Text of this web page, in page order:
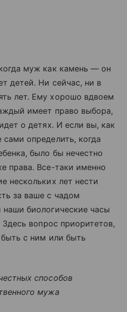
муж как камень — он
детей. Ни сейчас, ни в
лет. Ему хорошо вдвоем
имеет право выбора,
о детях. И если вы, как
определить, когда
было бы нечестно
права. Все-таки именно
нескольких лет нести
за ваше с чадом
биологические часы
Здесь вопрос приоритетов,
с ним или быть
способов
мужа